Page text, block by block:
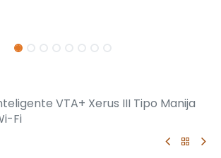
VTA+ Xerus III Tipo Manija
Fi